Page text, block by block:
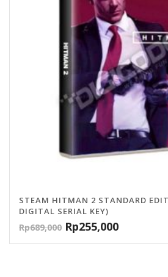
STEAM HITMAN 2 STANDARD
DIGITAL SERIAL KEY)
Rp689,000 Rp255,000